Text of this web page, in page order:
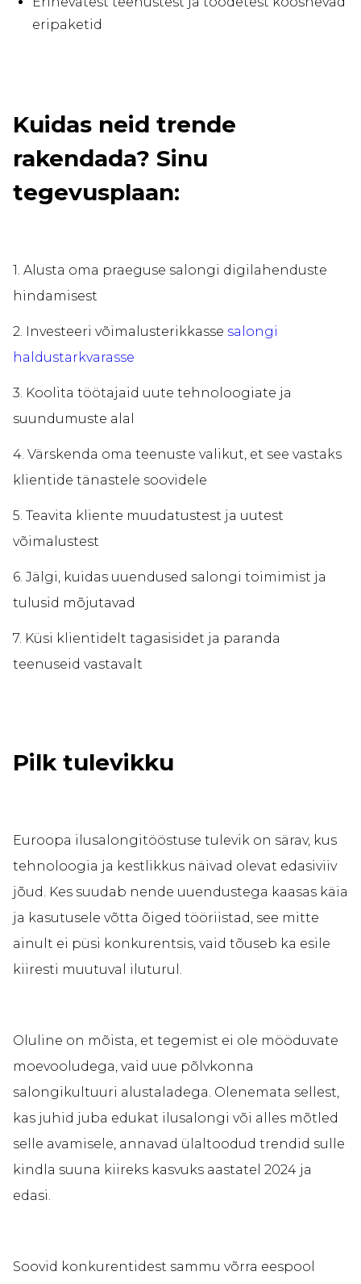
eripaketid
Kuidas neid trende
rakendada? Sinu
tegevusplaan:
1. Alusta oma praeguse salongi digilahenduste
hindamisest
2. Investeeri võimalusterikkasse salongi
haldustarkvarasse
3. Koolita töötajaid uute tehnoloogiate ja
suundumuste alal
4. Värskenda oma teenuste valikut, et see vastaks
klientide tänastele soovidele
5. Teavita kliente muudatustest ja uutest
võimalustest
6. Jälgi, kuidas uuendused salongi toimimist ja
tulusid mõjutavad
7. Küsi klientidelt tagasisidet ja paranda
teenuseid vastavalt
Pilk tulevikku
Euroopa ilusalongitööstuse tulevik on särav, kus
tehnoloogia ja kestlikkus näivad olevat edasiviiv
jõud. Kes suudab nende uuendustega kaasas käia
ja kasutusele võtta õiged tööriistad, see mitte
ainult ei püsi konkurentsis, vaid tõuseb ka esile
kiiresti muutuval iluturul.
Oluline on mõista, et tegemist ei ole mööduvate
moevooludega, vaid uue põlvkonna
salongikultuuri alustaladega. Olenemata sellest,
kas juhid juba edukat ilusalongi või alles mõtled
selle avamisele, annavad ülaltoodud trendid sulle
kindla suuna kiireks kasvuks aastatel 2024 ja
edasi.
Soovid konkurentidest sammu võrra eespool